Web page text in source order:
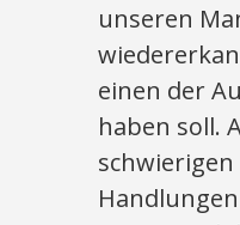
unseren
einen der
haben soll.